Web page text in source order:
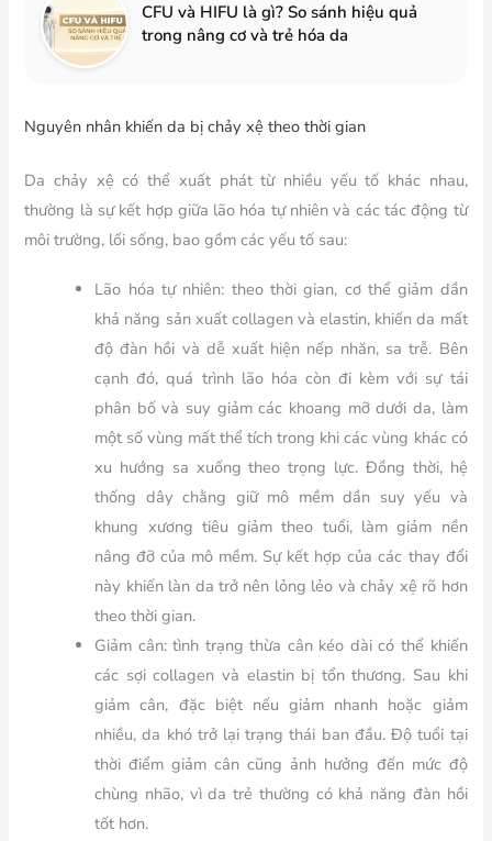
CFU và HIFU là gì? So sánh hiệu quả
trong nâng cơ và trẻ hóa da
Nguyên nhân khiến da bị chảy xệ theo thời gian
Da chảy xệ có thể xuất phát từ nhiều yếu tố khác nhau,
thường là sự kết hợp giữa lão hóa tự nhiên và các tác động từ
môi trường, lối sống, bao gồm các yếu tố sau:
Lão hóa tự nhiên: theo thời gian, cơ thể giảm dần
khả năng sản xuất collagen và elastin, khiến da mất
độ đàn hồi và dễ xuất hiện nếp nhăn, sa trễ. Bên
cạnh đó, quá trình lão hóa còn đi kèm với sự tái
phân bố và suy giảm các khoang mỡ dưới da, làm
một số vùng mất thể tích trong khi các vùng khác có
xu hướng sa xuống theo trọng lực. Đồng thời, hệ
thống dây chằng giữ mô mềm dần suy yếu và
khung xương tiêu giảm theo tuổi, làm giảm nền
nâng đỡ của mô mềm. Sự kết hợp của các thay đổi
này khiến làn da trở nên lỏng lẻo và chảy xệ rõ hơn
theo thời gian.
Giảm cân:tình trạng thừa cân kéo dài có thể khiến
các sợi collagen và elastin bị tổn thương. Sau khi
giảm cân, đặc biệt nếu giảm nhanh hoặc giảm
nhiều, da khó trở lại trạng thái ban đầu. Độ tuổi tại
thời điểm giảm cân cũng ảnh hưởng đến mức độ
chùng nhão, vì da trẻ thường có khả năng đàn hồi
tốt hơn.